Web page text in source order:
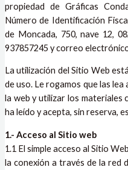
propiedad de Gráficas
Número de Identificación
de Moncada, 750, nave 12,
937857245 y correo
La utilización del Sitio Web
de uso. Le rogamos que las
la web y utilizar los materiales
ha leído y acepta, sin reserva,
1.- Acceso al Sitio web
1.1 El simple acceso al Sitio
la conexión a través de la red